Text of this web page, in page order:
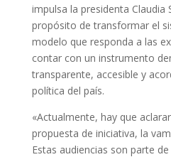
impulsa la presidenta Claudia
propósito de transformar el
modelo que responda a las
contar con un instrumento
transparente, accesible y
política del país.
«Actualmente, hay que
propuesta de iniciativa, la
Estas audiencias son parte